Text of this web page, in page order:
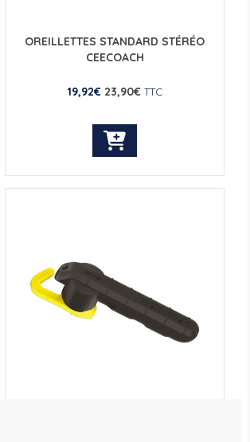
OREILLETTES STANDARD STÉRÉO
CEECOACH
19,92€ 23,90€ TTC